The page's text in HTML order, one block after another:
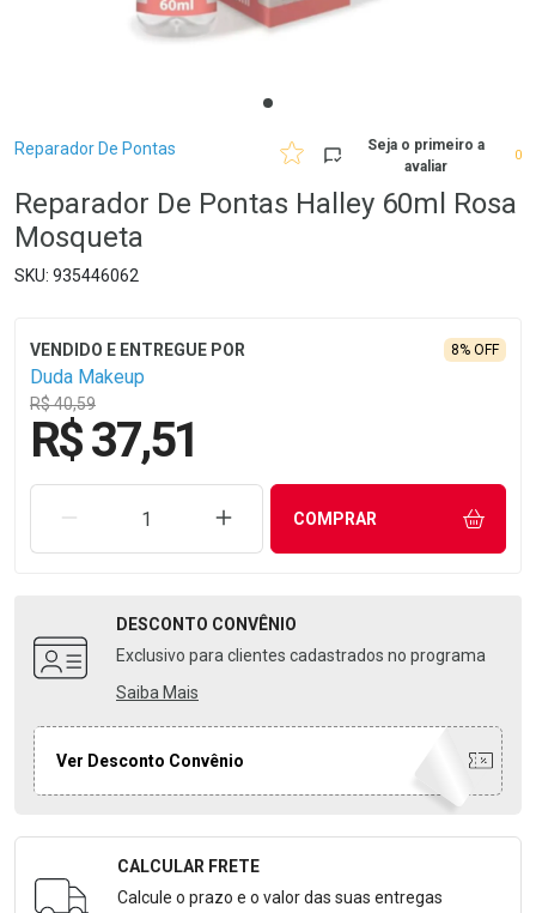
Breadcrumb
Reparador De Pontas
Seja o primeiro a
avaliar
0
Reparador De Pontas Halley 60ml Rosa
Mosqueta
935446062
Duda Makeup
R$ 40,59
8% OFF
R$ 37,51
REMOVER UMA UNIDADEAUMENTAR UMA UNIDADE
COMPRAR
DESCONTO CONVÊNIO
Exclusivo para clientes cadastrados no programa
Saiba Mais
Ver Desconto Convênio
Formulário para Calcular o Frete
CALCULAR FRETE
Calcule o prazo e o valor das suas entregas